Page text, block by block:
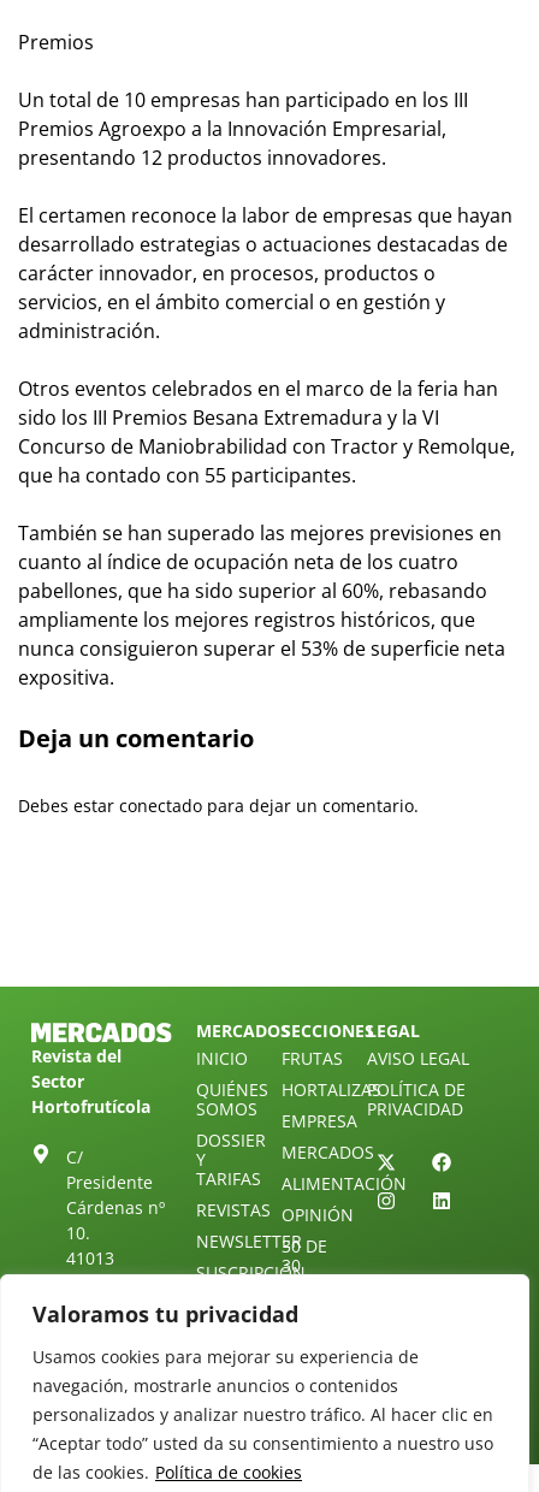
Valoramos tu privacidad
Usamos cookies para mejorar su experiencia de
navegación, mostrarle anuncios o contenidos
personalizados y analizar nuestro tráfico. Al hacer clic en
“Aceptar todo” usted da su consentimiento a nuestro uso
de las cookies. Política de cookies
Premios
Un total de 10 empresas han participado en los III
Premios Agroexpo a la Innovación Empresarial,
presentando 12 productos innovadores.
El certamen reconoce la labor de empresas que hayan
desarrollado estrategias o actuaciones destacadas de
carácter innovador, en procesos, productos o
servicios, en el ámbito comercial o en gestión y
administración.
Otros eventos celebrados en el marco de la feria han
sido los III Premios Besana Extremadura y la VI
Concurso de Maniobrabilidad con Tractor y Remolque,
que ha contado con 55 participantes.
También se han superado las mejores previsiones en
cuanto al índice de ocupación neta de los cuatro
pabellones, que ha sido superior al 60%, rebasando
ampliamente los mejores registros históricos, que
nunca consiguieron superar el 53% de superficie neta
expositiva.
Deja un comentario
Debes estar conectado para dejar un comentario.
Revista del
Sector
Hortofrutícola
C/
Presidente
Cárdenas nº
10.
41013
ESPAÑA
25 88 51
redaccion@revistamercados.com
MERCADOS
INICIO
QUIÉNES
SOMOS
DOSSIER
Y
TARIFAS
REVISTAS
NEWSLETTER
SUSCRIPCIÓN
ÚNETE A
NUESTRO
CONTACTO
SECCIONES
FRUTAS
HORTALIZAS
EMPRESA
MERCADOS
ALIMENTACIÓN
OPINIÓN
30 DE
30
LEGAL
AVISO LEGAL
POLÍTICA DE
PRIVACIDAD